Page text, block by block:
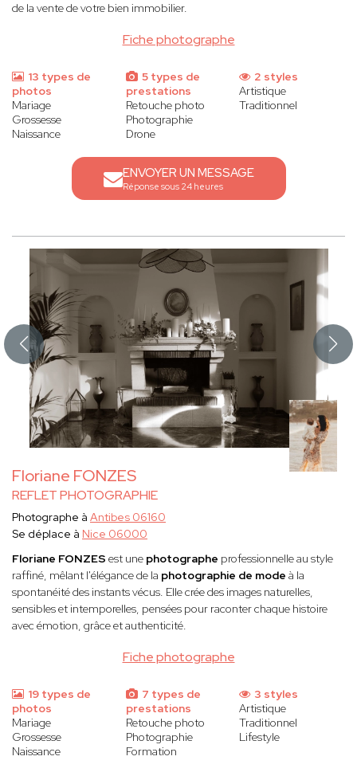
Fiche photographe
de la vente de votre bien immobilier.
13 types de
photos
Mariage
Grossesse
Naissance
5 types de
prestations
Retouche photo
Photographie
Drone
2 styles
Artistique
Traditionnel
ENVOYER UN MESSAGE
Réponse sous 24 heures
Floriane FONZES
REFLET PHOTOGRAPHIE
Fiche photographe
Photographe à Antibes 06160
Se déplace à Nice 06000
Floriane FONZES est une photographe professionnelle au style
raffiné, mêlant l'élégance de la photographie de mode à la
spontanéité des instants vécus. Elle crée des images naturelles,
sensibles et intemporelles, pensées pour raconter chaque histoire
avec émotion, grâce et authenticité.
19 types de
photos
Mariage
Grossesse
Naissance
7 types de
prestations
Retouche photo
Photographie
Formation
3 styles
Artistique
Traditionnel
Lifestyle